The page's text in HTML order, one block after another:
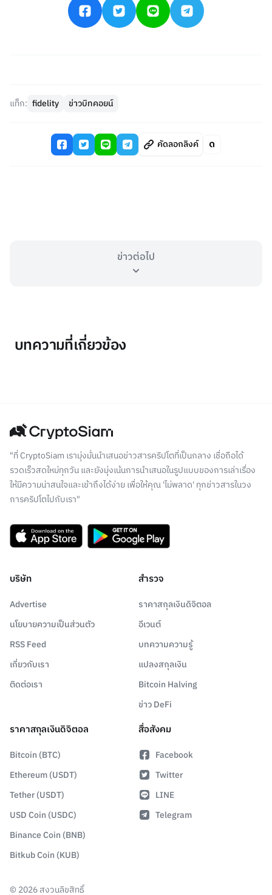
แท็ก: fidelity ข่าวบิทคอยน์
คัดลอกลิงค์
ข่าวต่อไป
บทความที่เกี่ยวข้อง
"ที่ CryptoSiam เรามุ่งมั่นนำเสนอข่าวสารคริปโตที่เป็นกลาง เชื่อถือได้
รวดเร็วสดใหม่ทุกวัน และยังมุ่งเน้นการนำเสนอในรูปแบบของการเล่าเรื่อง
ให้มีความน่าสนใจและเข้าถึงได้ง่าย เพื่อให้คุณ 'ไม่พลาด' ทุกข่าวสารในวง
การคริปโตไปกับเรา"
บริษัท
Advertise
นโยบายความเป็นส่วนตัว
RSS Feed
เกี่ยวกับเรา
ติดต่อเรา
สำรวจ
ราคาสกุลเงินดิจิตอล
อีเวนต์
บทความความรู้
แปลงสกุลเงิน
Bitcoin Halving
ข่าว DeFi
ราคาสกุลเงินดิจิตอล
Bitcoin (BTC)
Ethereum (USDT)
Tether (USDT)
USD Coin (USDC)
Binance Coin (BNB)
Bitkub Coin (KUB)
สื่อสังคม
Facebook
Twitter
LINE
Telegram
© 2026สงวนลิขสิทธิ์